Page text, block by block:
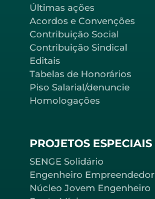
Últimas ações
Acordos e Convenções
Contribuição Social
Contribuição Sindical
Editais
Tabelas de Honorários
Piso Salarial/denuncie
Homologações
PROJETOS ESPECIAIS
SENGE Solidário
Engenheiro Empreendedor
Núcleo Jovem Engenheiro